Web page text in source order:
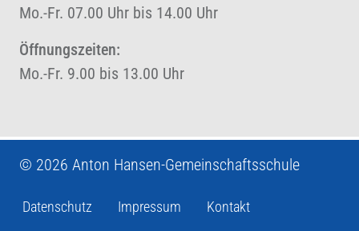
Mo.-Fr. 07.00 Uhr bis 14.00 Uhr
Öffnungszeiten:
Mo.-Fr. 9.00 bis 13.00 Uhr
© 2026 Anton Hansen-Gemeinschaftsschule
Datenschutz Impressum Kontakt